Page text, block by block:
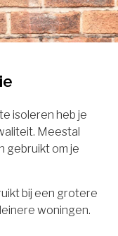
isoleren heb je
Meestal
gebruikt om je
bij een grotere
woningen.